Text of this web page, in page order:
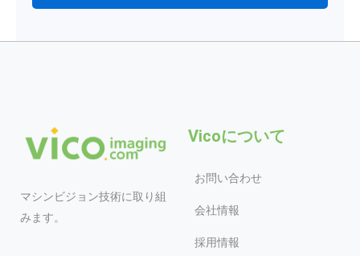
マシンビジョン技術に取り組
みます。
Vicoについて
お問い合わせ
会社情報
採用情報